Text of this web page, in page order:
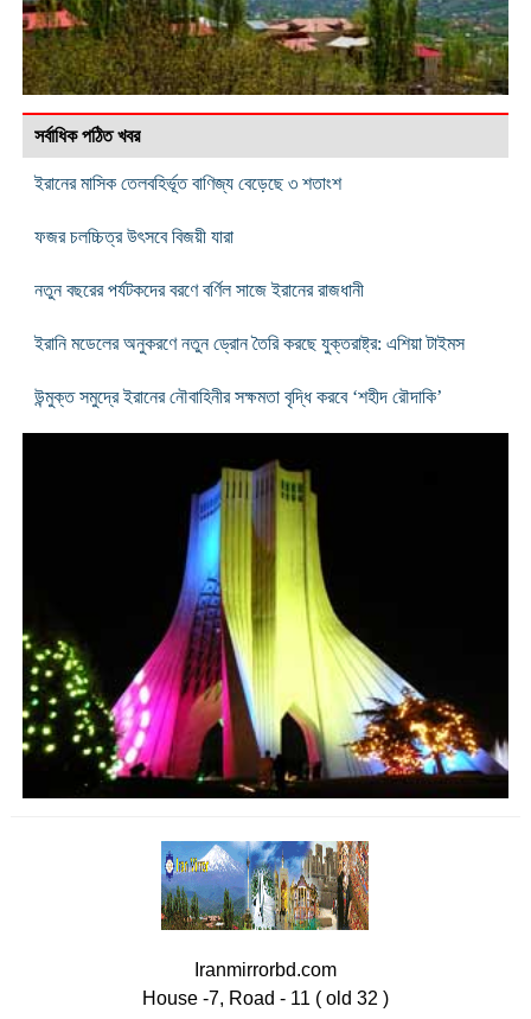
সর্বাধিক পঠিত খবর
ইরানের মাসিক তেলবহির্ভূত বাণিজ্য বেড়েছে ৩ শতাংশ
ফজর চলচ্চিত্র উৎসবে বিজয়ী যারা
নতুন বছরের পর্যটকদের বরণে বর্ণিল সাজে ইরানের রাজধানী
ইরানি মডেলের অনুকরণে নতুন ড্রোন তৈরি করছে যুক্তরাষ্ট্র: এশিয়া টাইমস
উন্মুক্ত সমুদ্রে ইরানের নৌবাহিনীর সক্ষমতা বৃদ্ধি করবে ‘শহীদ রৌদাকি’
Iranmirrorbd.com
House -7, Road - 11 ( old 32 )